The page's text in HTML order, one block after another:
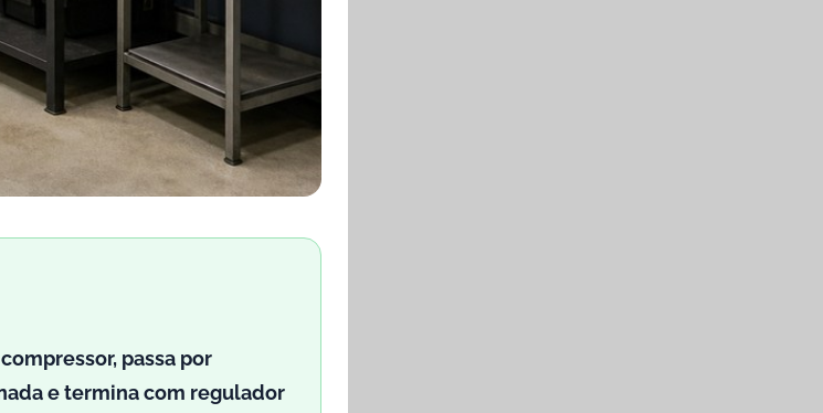
passa por
e termina com regulador